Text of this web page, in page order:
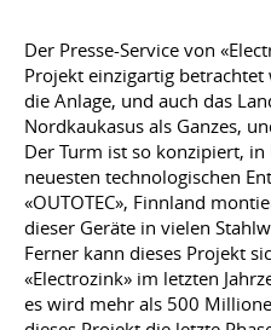
Der Presse-Service von
Projekt einzigartig
die Anlage, und auch das
Nordkaukasus als Ganzes,
Der Turm ist so konzipiert,
neuesten technologischen
«OUTOTEC», Finnland
dieser Geräte in vielen
Ferner kann dieses Projekt
«Electrozink» im letzten
es wird mehr als 500